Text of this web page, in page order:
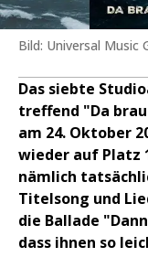
Bild: Universal Music
Das siebte
treffend "Da
am 24. Oktober
wieder auf Platz
nämlich
Titelsong und
die Ballade
dass ihnen so